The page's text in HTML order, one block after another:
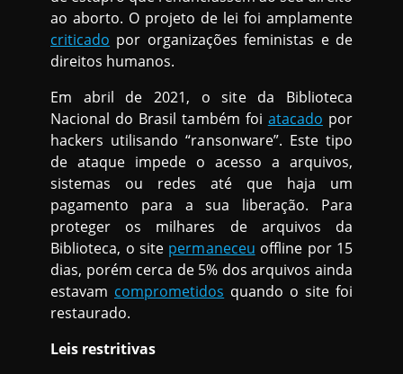
ao aborto. O projeto de lei foi amplamente
criticado por organizações feministas e de
direitos humanos.
Em abril de 2021, o site da Biblioteca
Nacional do Brasil também foi atacado por
hackers utilisando “ransonware”. Este tipo
de ataque impede o acesso a arquivos,
sistemas ou redes até que haja um
pagamento para a sua liberação. Para
proteger os milhares de arquivos da
Biblioteca, o site permaneceu offline por 15
dias, porém cerca de 5% dos arquivos ainda
estavam comprometidos quando o site foi
restaurado.
Leis restritivas